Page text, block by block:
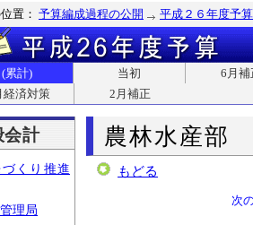
置： 予算編成過程の公開 平成２６年度予算
(累計) 当初
6月補
経済対策
2月補正
会計
くり推進
理局
農林水産部
もどる
次